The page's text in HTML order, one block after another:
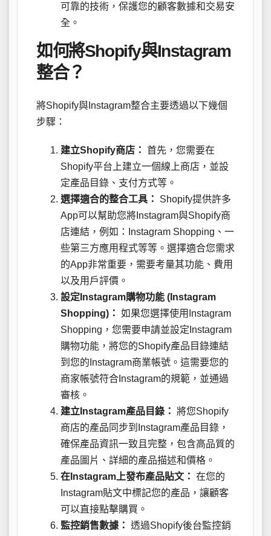
可靠的技術，保護您的顧客數據和交易安
全。
如何將Shopify與Instagram
整合？
將Shopify與Instagram整合主要透過以下幾個
步驟：
建立Shopify商店： 首先，您需要在
Shopify平台上建立一個線上商店，並設
定產品目錄、支付方式等。
選擇適合的整合工具：
Shopify提供許多
App可以幫助您將Instagram與Shopify商
店連結，例如：Instagram Shopping、一
些第三方應用程式等等。選擇適合您需求
的App非常重要，需要考量其功能、費用
以及用戶評價。
設定Instagram購物功能 (Instagram
Shopping)： 如果您選擇使用Instagram
Shopping，您需要申請並設定Instagram
購物功能，將您的Shopify產品目錄連結
到您的Instagram商業帳號。這需要您的
商家帳號符合Instagram的規範，並通過
審核。
建立Instagram產品目錄： 將您Shopify
商店的產品同步到Instagram產品目錄，
確保產品資訊一致且完整，包含高品質的
產品圖片、詳細的產品描述和價格。
在Instagram上發布產品貼文： 在您的
Instagram貼文中標記您的產品，讓顧客
可以直接點擊購買。
監控銷售數據： 透過Shopify後台監控銷